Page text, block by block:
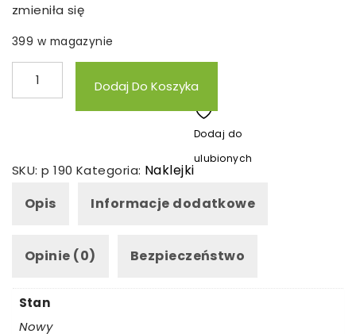
zmieniła się
399 w magazynie
ilość
ZESTAW
MIX
BLACK
Dodaj Do Koszyka
Dodaj do
ulubionych
SKU:p 190 Kategoria: Naklejki
Opis
Informacje dodatkowe
Opinie (0) Bezpieczeństwo
Stan
Nowy